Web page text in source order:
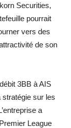
Securities,
pourrait
vers des
de son
3BB à AIS
sur les
a
League